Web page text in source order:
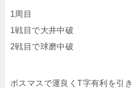
1周目
1戦目で大井中破
2戦目で球磨中破
ボスマスで運良くT字有利を引き